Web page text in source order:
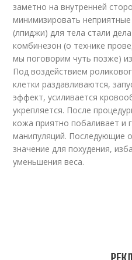
заметно на внутренней
минимизировать
(лпиджи) для тела стали
комбинезон (о технике
мы поговорим чуть позже)
Под воздействием
клетки раздавливаются,
эффект, усиливается
укрепляется. После
кожа приятно побаливает и
манипуляций.
значение для похудения,
уменьшения веса.